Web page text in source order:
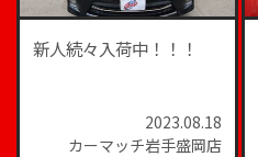
新人続々入荷中！！！
2023.08.18
カーマッチ岩手盛岡店